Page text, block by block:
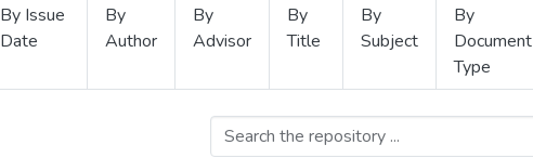
By Issue
Date
By
Author
By
Advisor
By
Title
By
Subject
By
Document
Type